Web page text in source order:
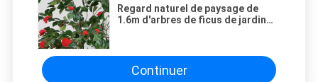
Regard naturel de paysage de
1.6m d'arbres de ficus de jardin
Continuer